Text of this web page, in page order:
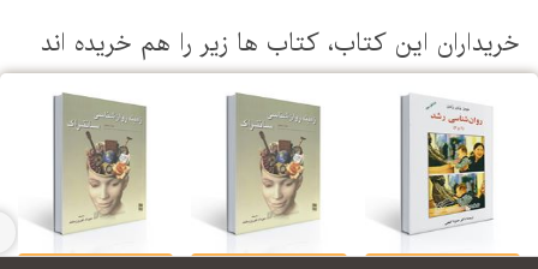
این كتاب، كتاب ها زیر را هم خریده اند